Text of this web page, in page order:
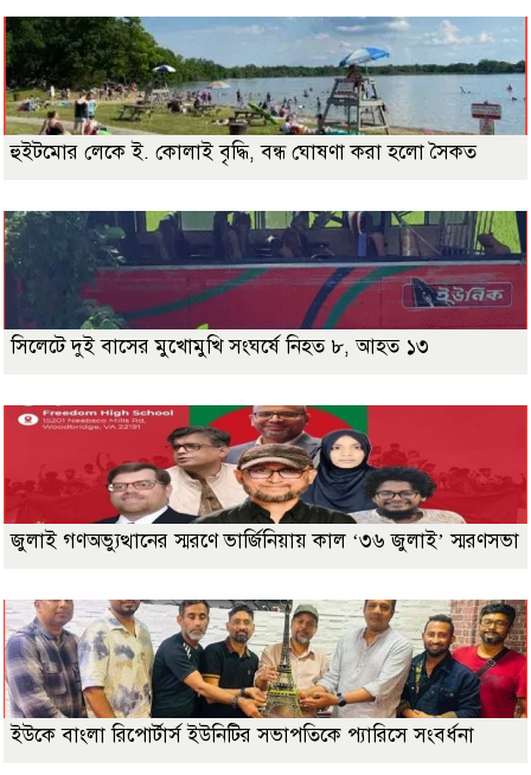
হুইটমোর লেকে ই. কোলাই বৃদ্ধি, বন্ধ ঘোষণা করা হলো সৈকত
সিলেটে দুই বাসের মুখোমুখি সংঘর্ষে নিহত ৮, আহত ১৩
জুলাই গণঅভ্যুত্থানের স্মরণে ভার্জিনিয়ায় কাল ‘৩৬ জুলাই’ স্মরণসভা
ইউকে বাংলা রিপোর্টার্স ইউনিটির সভাপতিকে প্যারিসে সংবর্ধনা